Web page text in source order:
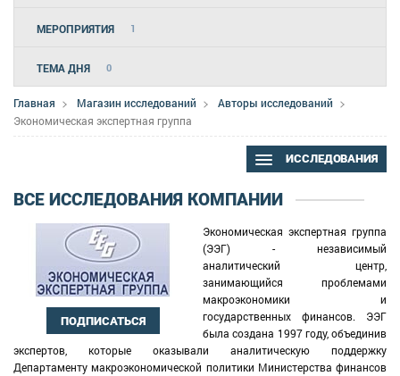
МЕРОПРИЯТИЯ 1
ТЕМА ДНЯ 0
Главная Магазин исследований
Авторы исследований
Экономическая экспертная группа
ИССЛЕДОВАНИЯ
ВСЕ ИССЛЕДОВАНИЯ КОМПАНИИ
ПОДПИСАТЬСЯ
Экономическая экспертная группа
(ЭЭГ) - независимый
аналитический центр,
занимающийся проблемами
макроэкономики и
государственных финансов. ЭЭГ
была создана 1997 году, объединив
экспертов, которые оказывали аналитическую поддержку
Департаменту макроэкономической политики Министерства финансов